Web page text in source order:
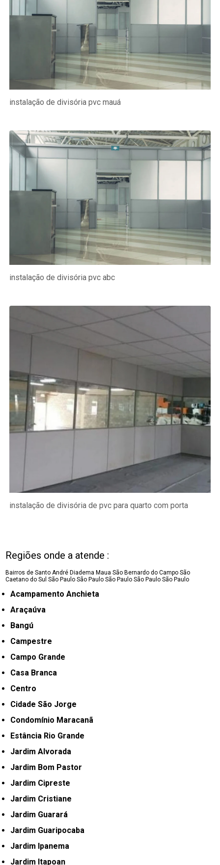
instalação de divisória pvc mauá
instalação de divisória pvc abc
instalação de divisória de pvc para quarto com porta
Regiões onde a atende :
Bairros de Santo André Diadema Maua São Bernardo do Campo São
Caetano do SulSão Paulo São Paulo São Paulo São Paulo São Paulo
Acampamento Anchieta
Araçaúva
Bangú
Campestre
Campo Grande
Casa Branca
Centro
Cidade São Jorge
Condomínio Maracanã
Estância Rio Grande
Jardim Alvorada
Jardim Bom Pastor
Jardim Cipreste
Jardim Cristiane
Jardim Guarará
Jardim Guaripocaba
Jardim Ipanema
Jardim Itapoan